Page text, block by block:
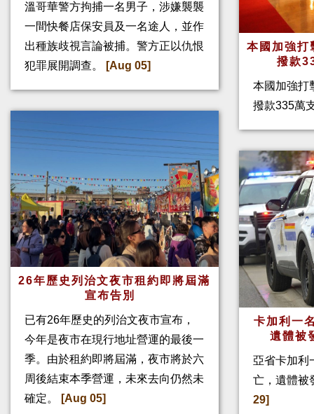
溫哥華警方拘捕一名男子，涉嫌襲襲
一間快餐店保安員及一名途人，並作
出種族歧視言論被捕。警方正以仇恨
犯罪展開調查。
[Aug 05]
26年歷史列治文夜市租約即將屆滿
宣布告別
已有26年歷史的列治文夜市宣布，
今年是夜市在現行地址營運的最後一
季。由於租約即將屆滿，夜市將於六
周後結束本季營運，未來去向仍然未
確定。
[Aug 05]
本國加強打
撥款
本國加強打
撥款335萬
卡加利一
遺體被
亞省卡加利
亡，遺體被
29]